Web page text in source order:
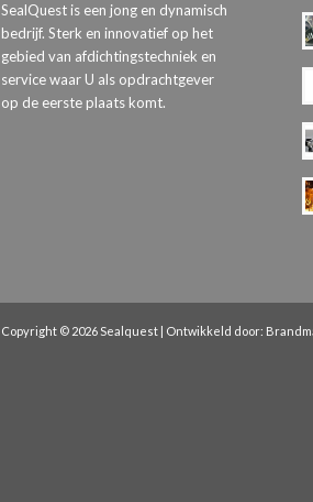
SealQuest is een jong en dynamisch
bedrijf. Sterk en innovatief op het
gebied van afdichtingstechniek en
service waar U als opdrachtgever
op de eerste plaats komt.
Copyright © 2026 Sealquest | Ontwikkeld door: